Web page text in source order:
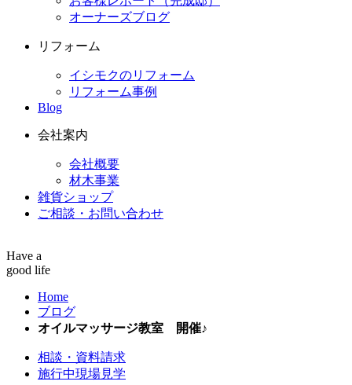
オーナーズブログ
リフォーム
イシモクのリフォーム
リフォーム事例
Blog
会社案内
会社概要
材木事業
雑貨ショップ
ご相談・お問い合わせ
Have a
good life
Home
ブログ
オイルマッサージ教室 開催♪
相談・資料請求
施行中現場見学